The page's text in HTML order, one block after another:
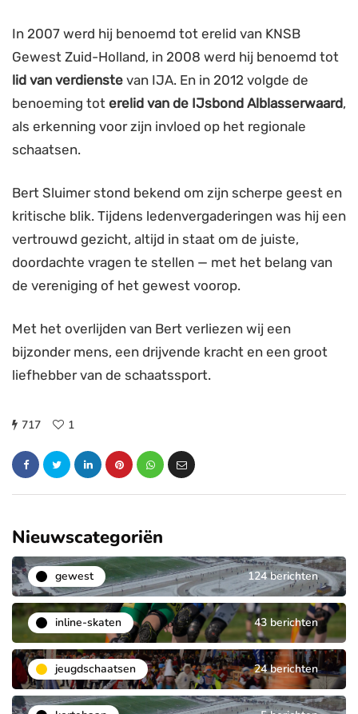
In 2007 werd hij benoemd tot erelid van KNSB
Gewest Zuid-Holland, in 2008 werd hij benoemd tot
lid van verdienste van IJA. En in 2012 volgde de
benoeming tot erelid van de IJsbond Alblasserwaard,
als erkenning voor zijn invloed op het regionale
schaatsen.
Bert Sluimer stond bekend om zijn scherpe geest en
kritische blik. Tijdens ledenvergaderingen was hij een
vertrouwd gezicht, altijd in staat om de juiste,
doordachte vragen te stellen — met het belang van
de vereniging of het gewest voorop.
Met het overlijden van Bert verliezen wij een
bijzonder mens, een drijvende kracht en een groot
liefhebber van de schaatssport.
717 1
Nieuwscategoriën
gewest 124 berichten
inline-skaten 43 berichten
jeugdschaatsen 24 berichten